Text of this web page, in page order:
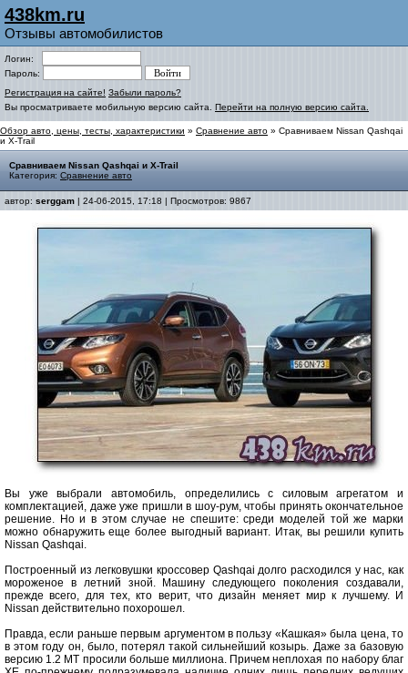
438km.ru
Отзывы автомобилистов
Логин:
Пароль:
Регистрация на сайте! Забыли пароль?
Вы просматриваете мобильную версию сайта. Перейти на полную версию сайта.
Обзор авто, цены, тесты, характеристики » Сравнение авто » Сравниваем Nissan Qashqai
и X-Trail
Сравниваем Nissan Qashqai и X-Trail
Категория: Сравнение авто
автор: serggam | 24-06-2015, 17:18 | Просмотров: 9867
Вы уже выбрали автомобиль, определились с силовым агрегатом и
комплектацией, даже уже пришли в шоу-рум, чтобы принять окончательное
решение. Но и в этом случае не спешите: среди моделей той же марки
можно обнаружить еще более выгодный вариант. Итак, вы решили купить
Nissan Qashqai.
Построенный из легковушки кроссовер Qashqai долго расходился у нас, как
мороженое в летний зной. Машину следующего поколения создавали,
прежде всего, для тех, кто верит, что дизайн меняет мир к лучшему. И
Nissan действительно похорошел.
Правда, если раньше первым аргументом в пользу «Кашкая» была цена, то
в этом году он, было, потерял такой сильнейший козырь. Даже за базовую
версию 1.2 МТ просили больше миллиона. Причем неплохая по набору благ